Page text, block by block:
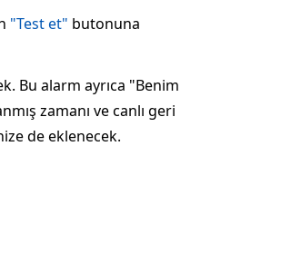
"Test et" butonuna
Bu alarm ayrıca "Benim
zamanı ve canlı geri
de eklenecek.